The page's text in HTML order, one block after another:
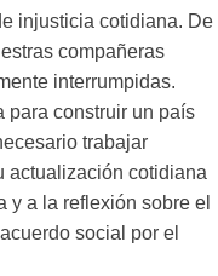
injusticia cotidiana. De
compañeras
interrumpidas.
para construir un país
trabajar
actualización cotidiana
y a la reflexión sobre el
social por el